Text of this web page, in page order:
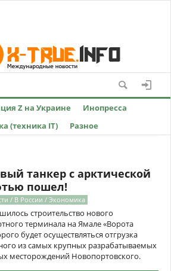
Z на Украине
Инопресса
(техника IT) Разное
танкер с арктической
пошел!
/ В России / Экономика
строительство нового
терминала на Ямале «Ворота
будет осуществляться отгрузка
из самых крупных разрабатываемых
месторождений Новопортовского.